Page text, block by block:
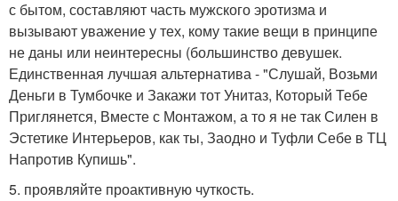
с бытом, составляют часть мужского эротизма и
вызывают уважение у тех, кому такие вещи в принципе
не даны или неинтересны (большинство девушек.
Единственная лучшая альтернатива - "Слушай, Возьми
Деньги в Тумбочке и Закажи тот Унитаз, Который Тебе
Приглянется, Вместе с Монтажом, а то я не так Силен в
Эстетике Интерьеров, как ты, Заодно и Туфли Себе в ТЦ
Напротив Купишь".
5. проявляйте проактивную чуткость.